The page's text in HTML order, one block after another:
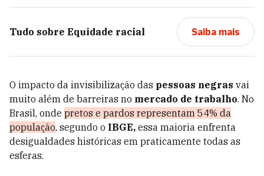
Tudo sobre Equidade racial Saiba mais
O impacto da invisibilização das pessoas negras vai
muito além de barreiras no mercado de trabalho. No
Brasil, onde pretos e pardos representam 54% da
população, segundo o IBGE, essa maioria enfrenta
desigualdades históricas em praticamente todas as
esferas.